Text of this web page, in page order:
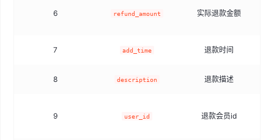
6 refund_amount 实际退款金额
7 add_time 退款时间
8 description 退款描述
9 user_id 退款会员id